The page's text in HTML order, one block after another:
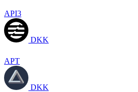
API3
DKK
APT
DKK